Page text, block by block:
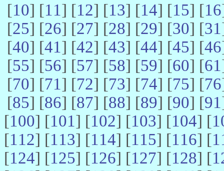
[10] [11] [12] [13] [14] [15] [16
[25] [26] [27] [28] [29] [30] [31
[40] [41] [42] [43] [44] [45] [46
[55] [56] [57] [58] [59] [60] [61
[70] [71] [72] [73] [74] [75] [76
[85] [86] [87] [88] [89] [90] [91
[100] [101] [102] [103] [104] [
[112] [113] [114] [115] [116] [
[124] [125] [126] [127] [128] [